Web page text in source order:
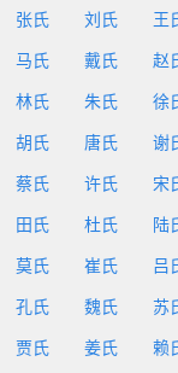
张氏 刘氏 王
马氏 戴氏 赵
林氏 朱氏 徐
胡氏 唐氏 谢
蔡氏 许氏 宋
田氏 杜氏 陆
莫氏 崔氏 吕
孔氏 魏氏 苏
贾氏 姜氏 赖